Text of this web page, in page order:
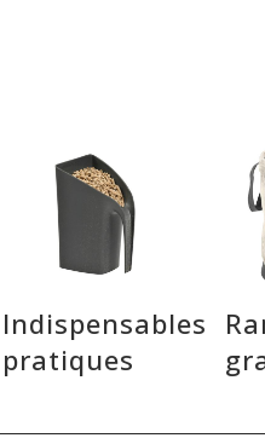
Indispensables
pratiques